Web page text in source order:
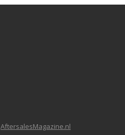
AftersalesMagazine.nl